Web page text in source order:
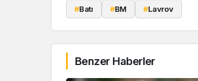
#Batı #BM #Lavrov
Benzer Haberler